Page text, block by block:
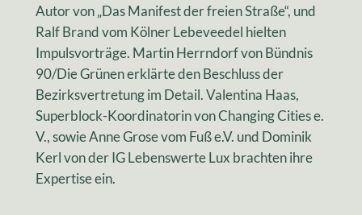
Autor von „Das Manifest der freien Straße“, und
Ralf Brand vom Kölner Lebeveedel hielten
Impulsvorträge. Martin Herrndorf von Bündnis
90/Die Grünen erklärte den Beschluss der
Bezirksvertretung im Detail. Valentina Haas,
Superblock-Koordinatorin von Changing Cities e.
V., sowie Anne Grose vom Fuß e.V. und Dominik
Kerl von der IG Lebenswerte Lux brachten ihre
Expertise ein.